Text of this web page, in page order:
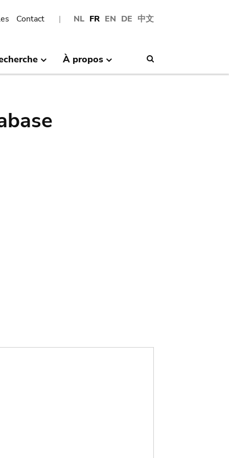
NL FR EN DE 中文
Contact
À propos